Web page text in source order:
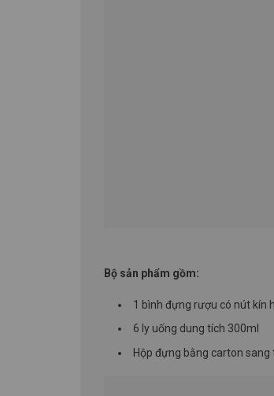
Bộ sản phẩm gồm:
1 bình đựng rượu có nút kín
6 ly uống dung tích 300ml
Hộp đựng bằng carton sang